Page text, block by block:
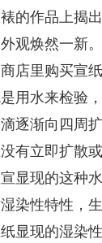
的作品上揭
观焕然一新。
店里购买宣
用水来检验
逐渐向四周
有立即扩散
显现的这种
染性特性，
显现的湿染